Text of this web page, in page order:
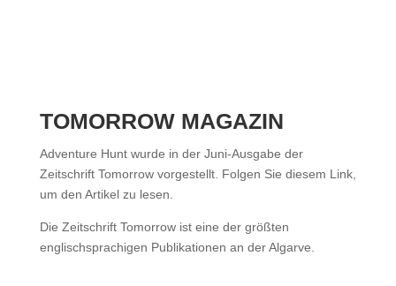
TOMORROW MAGAZIN
Adventure Hunt wurde in der Juni-Ausgabe der
Zeitschrift Tomorrow vorgestellt. Folgen Sie diesem Link,
um den Artikel zu lesen.
Die Zeitschrift Tomorrow ist eine der größten
englischsprachigen Publikationen an der Algarve.